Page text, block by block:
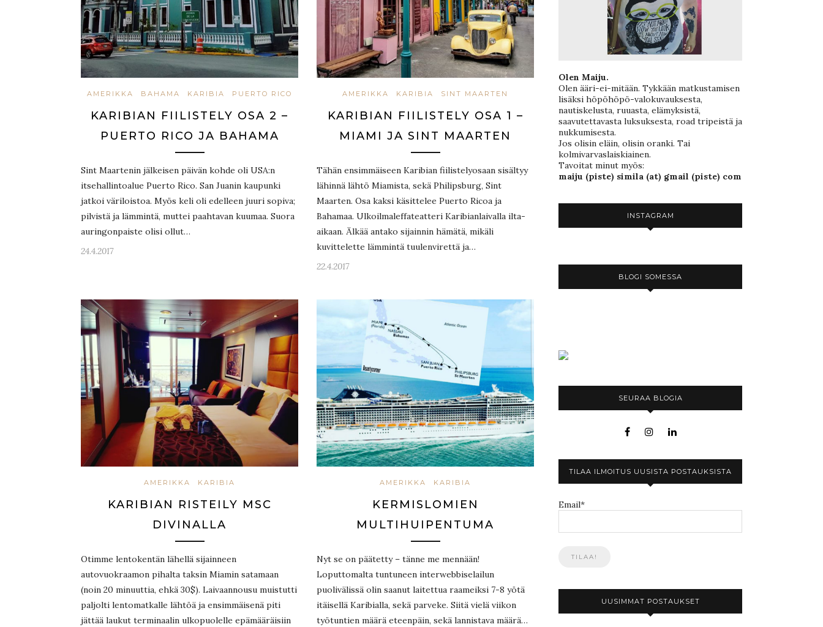
AMERIKKA BAHAMA KARIBIA PUERTO RICO
KARIBIAN FIILISTELY OSA 2 –
PUERTO RICO JA BAHAMA
Sint Maartenin jälkeisen päivän kohde oli USA:n
itsehallintoalue Puerto Rico. San Juanin kaupunki
jatkoi väriloistoa. Myös keli oli edelleen juuri sopiva;
pilvistä ja lämmintä, muttei paahtavan kuumaa. Suora
auringonpaiste olisi ollut…
24.4.2017
AMERIKKA KARIBIA SINT MAARTEN
KARIBIAN FIILISTELY OSA 1 –
MIAMI JA SINT MAARTEN
Tähän ensimmäiseen Karibian fiilistelyosaan sisältyy
lähinnä lähtö Miamista, sekä Philipsburg, Sint
Maarten. Osa kaksi käsittelee Puerto Ricoa ja
Bahamaa. Ulkoilmaleffateatteri Karibianlaivalla ilta-
aikaan. Älkää antako sijainnin hämätä, mikäli
kuvittelette lämmintä tuulenvirettä ja…
22.4.2017
AMERIKKA KARIBIA
KARIBIAN RISTEILY MSC
DIVINALLA
Otimme lentokentän lähellä sijainneen
autovuokraamon pihalta taksin Miamin satamaan
(noin 20 minuuttia, ehkä 30$). Laivaannousu muistutti
paljolti lentomatkalle lähtöä ja ensimmäisenä piti
jättää laukut terminaalin ulkopuolelle epämääräisiin
AMERIKKA KARIBIA
KERMISLOMIEN
MULTIHUIPENTUMA
Nyt se on päätetty – tänne me mennään!
Loputtomalta tuntuneen interwebbiselailun
puolivälissä olin saanut laitettua raameiksi 7-8 yötä
itäisellä Karibialla, sekä parveke. Siitä vielä viikon
työtuntien määrä eteenpäin, sekä lannistava määrä…
Olen Maiju.
Olen ääri-ei-mitään. Tykkään matkustamisen
lisäksi höpöhöpö-valokuvauksesta,
nautiskelusta, ruuasta, elämyksistä,
saavutettavasta luksuksesta, road tripeistä ja
nukkumisesta.
Jos olisin eläin, olisin oranki. Tai
kolmivarvaslaiskiainen.
Tavoitat minut myös:
maiju (piste) simila (at) gmail (piste) com
INSTAGRAM
BLOGI SOMESSA
SEURAA BLOGIA
TILAA ILMOITUS UUSISTA POSTAUKSISTA
Email*
UUSIMMAT POSTAUKSET